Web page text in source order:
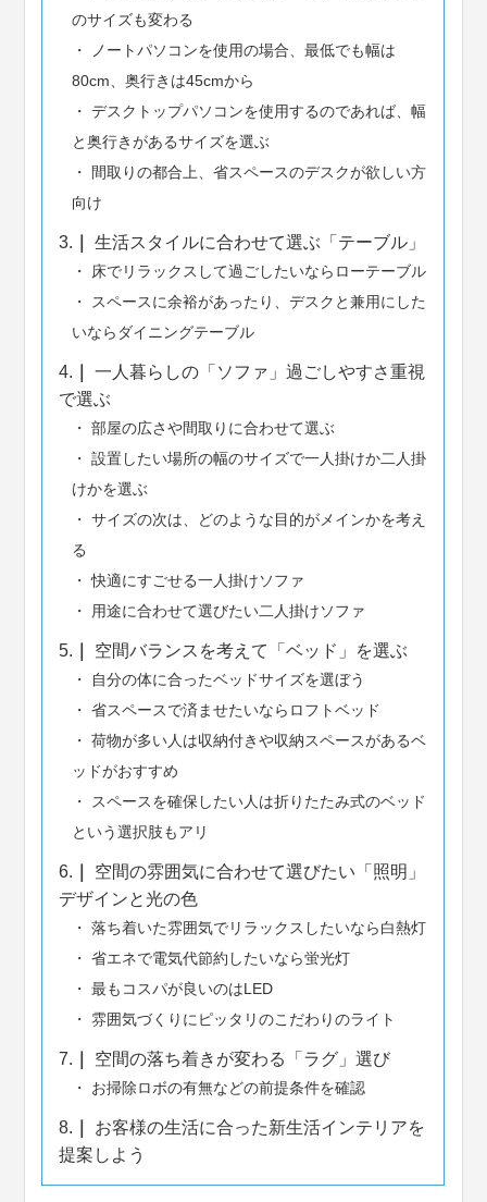
のサイズも変わる
ノートパソコンを使用の場合、最低でも幅は
80cm、奥行きは45cmから
デスクトップパソコンを使用するのであれば、幅
と奥行きがあるサイズを選ぶ
間取りの都合上、省スペースのデスクが欲しい方
向け
3. 生活スタイルに合わせて選ぶ「テーブル」
床でリラックスして過ごしたいならローテーブル
スペースに余裕があったり、デスクと兼用にした
いならダイニングテーブル
4.
一人暮らしの「ソファ」過ごしやすさ重視
で選ぶ
部屋の広さや間取りに合わせて選ぶ
設置したい場所の幅のサイズで一人掛けか二人掛
けかを選ぶ
サイズの次は、どのような目的がメインかを考え
る
快適にすごせる一人掛けソファ
用途に合わせて選びたい二人掛けソファ
5. 空間バランスを考えて「ベッド」を選ぶ
自分の体に合ったベッドサイズを選ぼう
省スペースで済ませたいならロフトベッド
荷物が多い人は収納付きや収納スペースがあるベ
ッドがおすすめ
スペースを確保したい人は折りたたみ式のベッド
という選択肢もアリ
6.
空間の雰囲気に合わせて選びたい「照明」
デザインと光の色
落ち着いた雰囲気でリラックスしたいなら白熱灯
省エネで電気代節約したいなら蛍光灯
最もコスパが良いのはLED
雰囲気づくりにピッタリのこだわりのライト
7. 空間の落ち着きが変わる「ラグ」選び
お掃除ロボの有無などの前提条件を確認
8.
お客様の生活に合った新生活インテリアを
提案しよう